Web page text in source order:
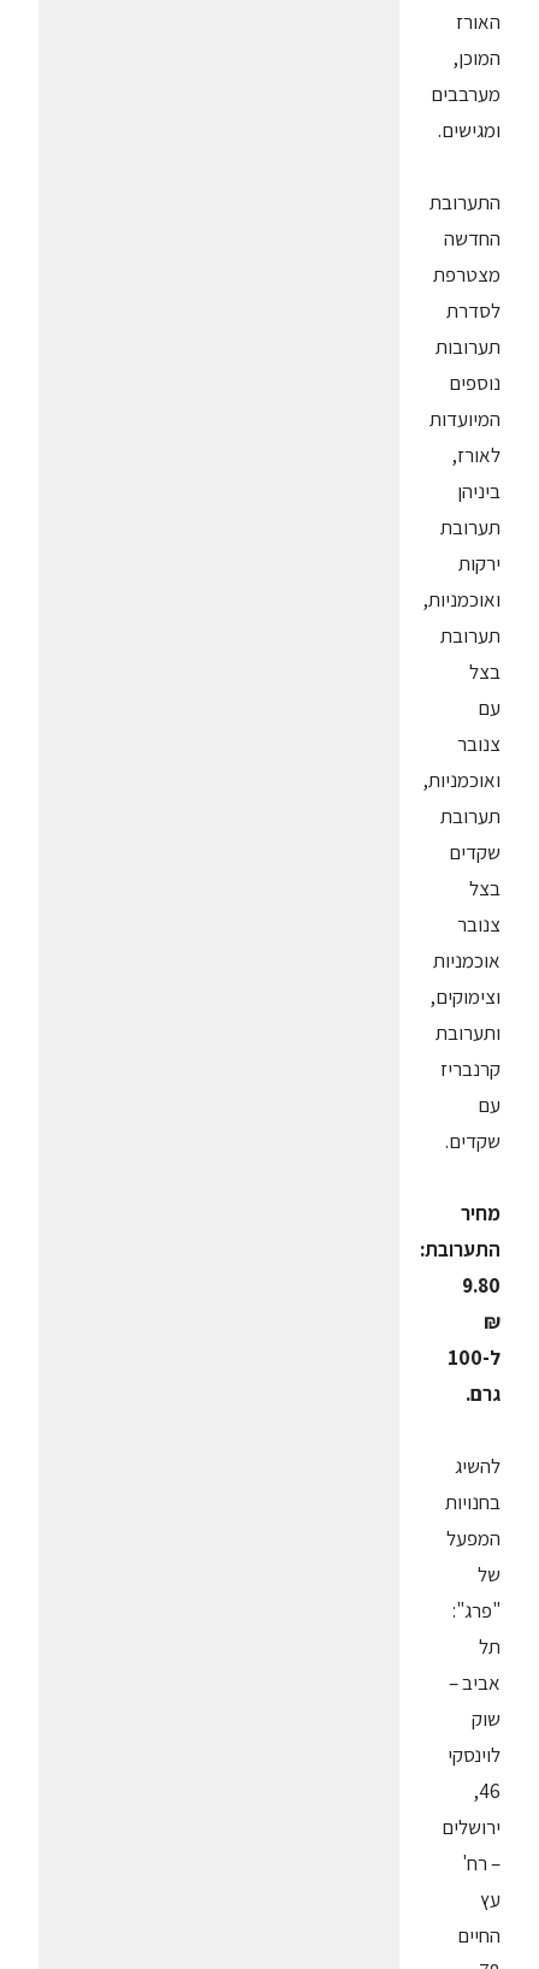
האורז
המוכן,
מערבבים
ומגישים.
התערובת
החדשה
מצטרפת
לסדרת
תערובות
נוספים
המיועדות
לאורז,
ביניהן
תערובת
ירקות
ואוכמניות,
תערובת
בצל
עם
צנובר
ואוכמניות,
תערובת
שקדים
בצל
צנובר
אוכמניות
וצימוקים,
ותערובת
קרנבריז
עם
שקדים.
מחיר
התערובת:
9.80
₪
ל-100
גרם.
להשיג
בחנויות
המפעל
של
"פרג":
תל
אביב –
שוק
לוינסקי
46,
ירושלים
– רח'
עץ
החיים